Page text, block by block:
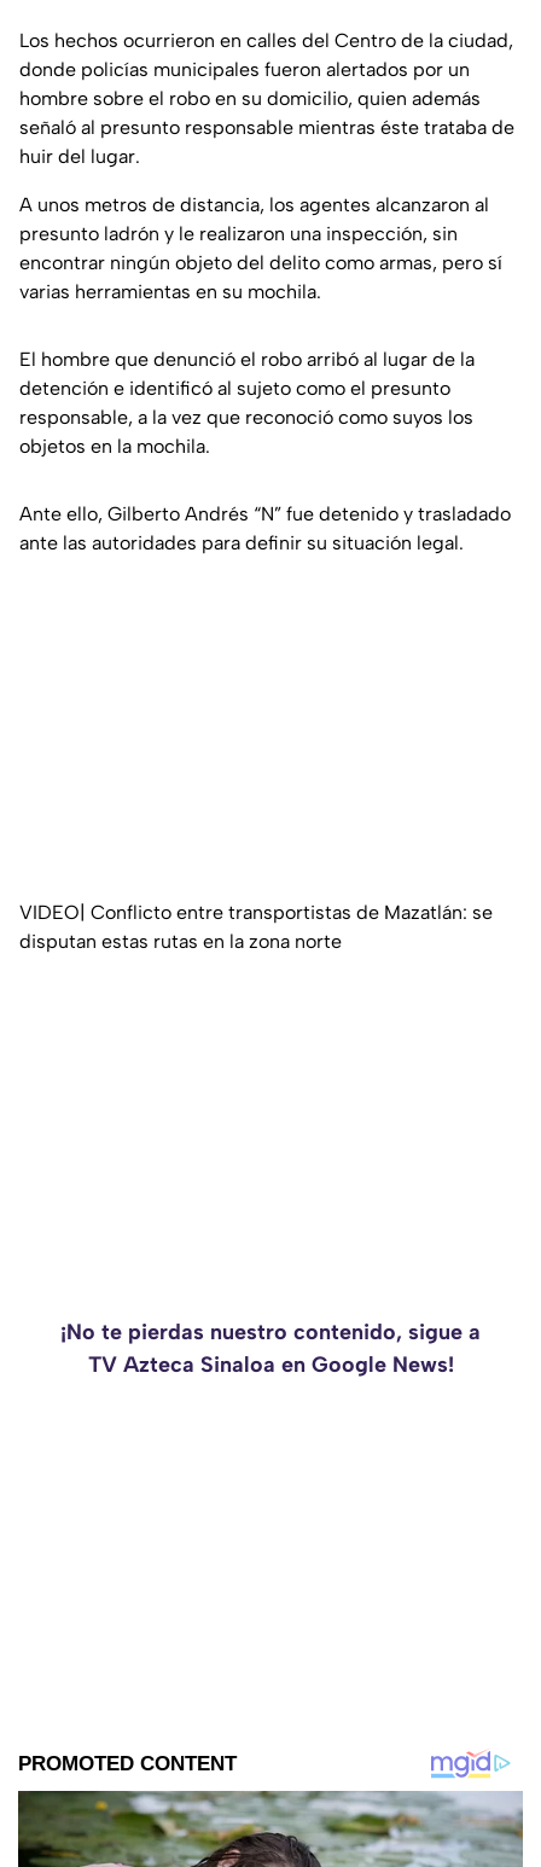
Los hechos ocurrieron en calles del Centro de la ciudad,
donde policías municipales fueron alertados por un
hombre sobre el robo en su domicilio, quien además
señaló al presunto responsable mientras éste trataba de
huir del lugar.
A unos metros de distancia, los agentes alcanzaron al
presunto ladrón y le realizaron una inspección, sin
encontrar ningún objeto del delito como armas, pero sí
varias herramientas en su mochila.
El hombre que denunció el robo arribó al lugar de la
detención e identificó al sujeto como el presunto
responsable, a la vez que reconoció como suyos los
objetos en la mochila.
Ante ello, Gilberto Andrés “N” fue detenido y trasladado
ante las autoridades para definir su situación legal.
VIDEO| Conflicto entre transportistas de Mazatlán: se
disputan estas rutas en la zona norte
¡No te pierdas nuestro contenido, sigue a
TV Azteca Sinaloa en Google News!